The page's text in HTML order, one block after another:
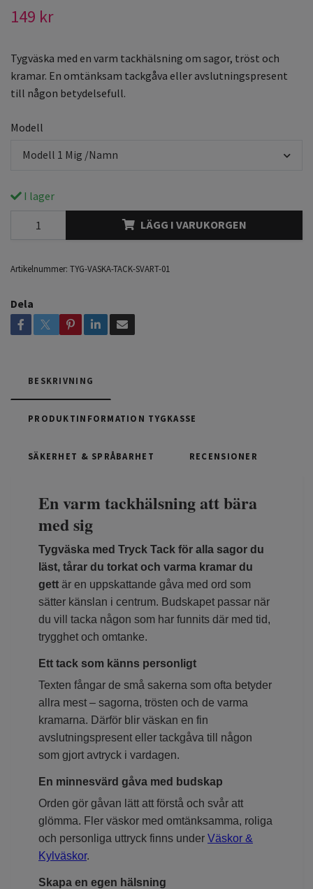
149 kr
Tygväska med en varm tackhälsning om sagor, tröst och
kramar. En omtänksam tackgåva eller avslutningspresent
till någon betydelsefull.
Modell
Modell 1 Mig /Namn
I lager
LÄGG I VARUKORGEN
Artikelnummer: TYG-VASKA-TACK-SVART-01
Dela
BESKRIVNING
PRODUKTINFORMATION TYGKASSE
SÄKERHET & SPRÅBARHET RECENSIONER
En varm tackhälsning att bära
med sig
Tygväska med Tryck Tack för alla sagor du
läst, tårar du torkat och varma kramar du
gett är en uppskattande gåva med ord som
sätter känslan i centrum. Budskapet passar när
du vill tacka någon som har funnits där med tid,
trygghet och omtanke.
Ett tack som känns personligt
Texten fångar de små sakerna som ofta betyder
allra mest – sagorna, trösten och de varma
kramarna. Därför blir väskan en fin
avslutningspresent eller tackgåva till någon
som gjort avtryck i vardagen.
En minnesvärd gåva med budskap
Orden gör gåvan lätt att förstå och svår att
glömma. Fler väskor med omtänksamma, roliga
och personliga uttryck finns under Väskor &
Kylväskor.
Skapa en egen hälsning